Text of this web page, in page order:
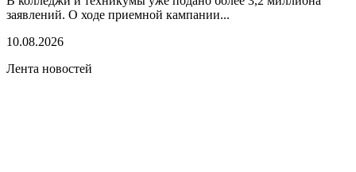
заявлений. О ходе приемной кампании...
10.08.2026
Лента новостей